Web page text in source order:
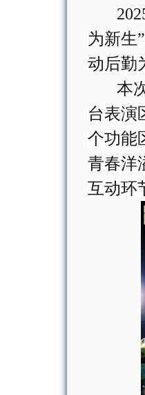
为新生
动后勤
本
台表演
个功能
青春洋
互动环